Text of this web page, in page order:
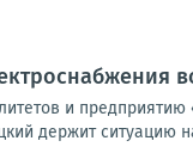
и
держит ситуацию